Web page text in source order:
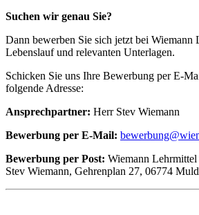
Suchen wir genau Sie?
Dann bewerben Sie sich jetzt bei Wiemann
Lebenslauf und relevanten Unterlagen.
Schicken Sie uns Ihre Bewerbung per E-
folgende Adresse:
Ansprechpartner: Herr Stev Wiemann
Bewerbung per E-Mail:
Bewerbung per Post: Wiemann
Stev Wiemann, Gehrenplan 27, 06774